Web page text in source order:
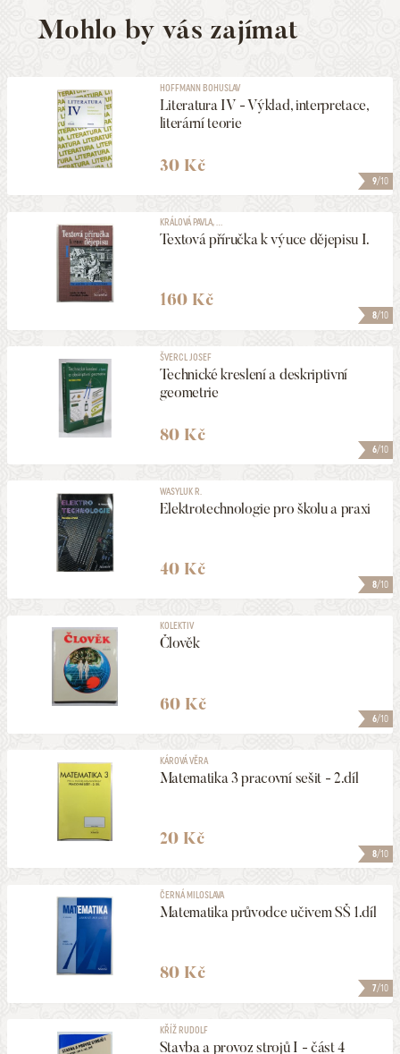
Mohlo by vás zajímat
9/10
HOFFMANN BOHUSLAV
Literatura IV - Výklad, interpretace,
literární teorie
30 Kč
8/10
KRÁLOVÁ PAVLA, ...
Textová příručka k výuce dějepisu I.
160 Kč
6/10
ŠVERCL JOSEF
Technické kreslení a deskriptivní
geometrie
80 Kč
8/10
WASYLUK R.
Elektrotechnologie pro školu a praxi
40 Kč
6/10
KOLEKTIV
Člověk
60 Kč
8/10
KÁROVÁ VĚRA
Matematika 3 pracovní sešit - 2.díl
20 Kč
7/10
ČERNÁ MILOSLAVA
Matematika průvodce učivem SŠ 1.díl
80 Kč
KŘÍŽ RUDOLF
Stavba a provoz strojů I - část 4